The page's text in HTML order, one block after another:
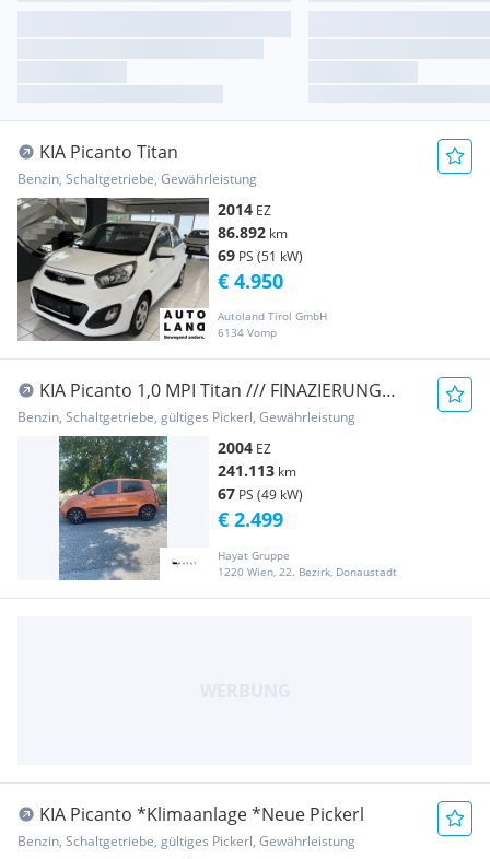
KIA Picanto Titan
Benzin, Schaltgetriebe, Gewährleistung
2014 EZ
86.892 km
69 PS (51 kW)
Autoland Tirol GmbH
6134 Vomp
€ 4.950
KIA Picanto 1,0 MPI Titan /// FINAZIERUNG
MÖGLICH ///
Benzin, Schaltgetriebe, gültiges Pickerl, Gewährleistung
2004 EZ
241.113 km
67 PS (49 kW)
Hayat Gruppe
1220 Wien, 22. Bezirk, Donaustadt
€ 2.499
KIA Picanto *Klimaanlage *Neue Pickerl
Benzin, Schaltgetriebe, gültiges Pickerl, Gewährleistung